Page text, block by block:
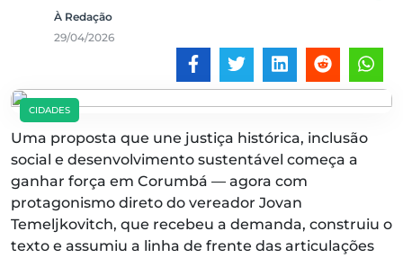
À Redação
29/04/2026
CIDADES
Uma proposta que une justiça histórica, inclusão
social e desenvolvimento sustentável começa a
ganhar força em Corumbá — agora com
protagonismo direto do vereador Jovan
Temeljkovitch, que recebeu a demanda, construiu o
texto e assumiu a linha de frente das articulações